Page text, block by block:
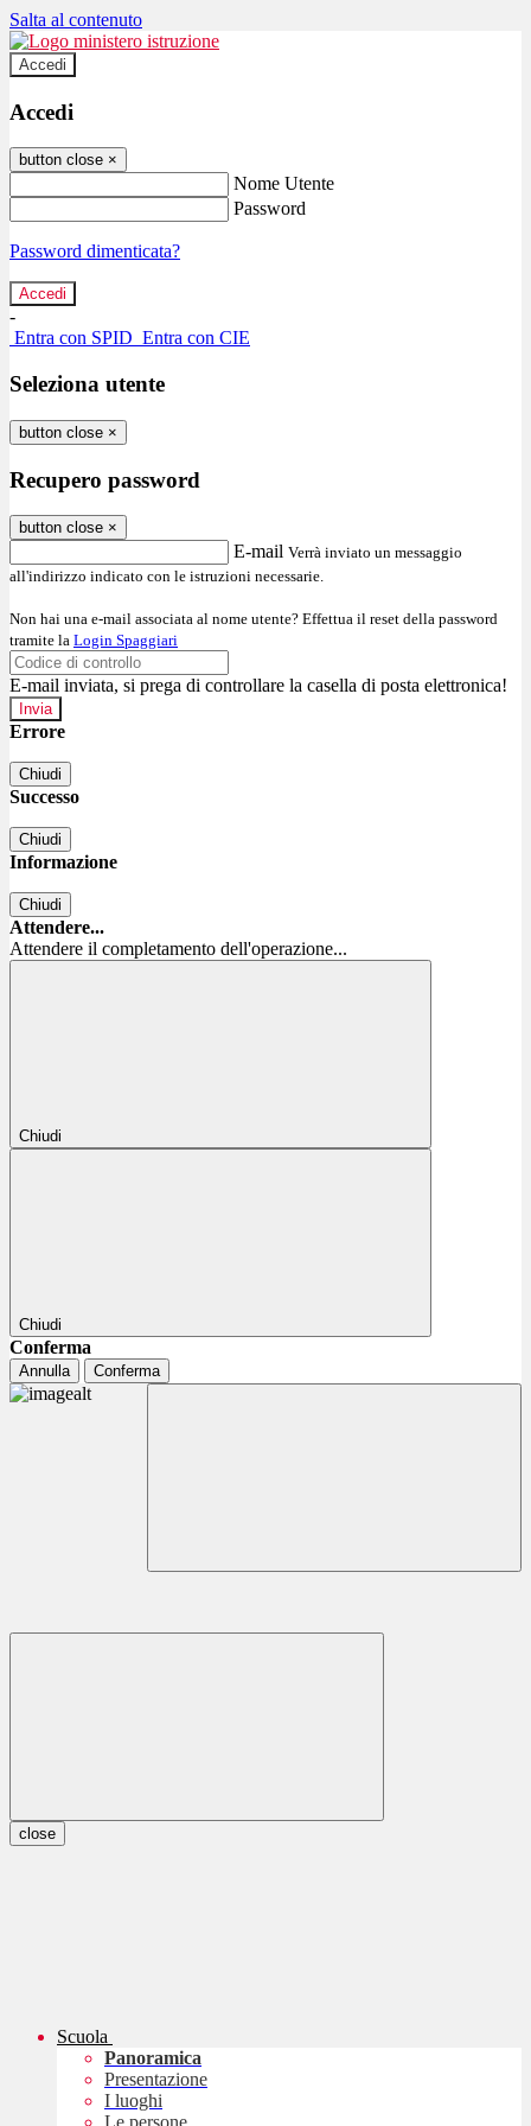
Salta al contenuto
Accedi
Accedi
button close ×
Nome Utente
Password
Password dimenticata?
-
Entra con SPID Entra con CIE
Seleziona utente
button close ×
Recupero password
button close ×
E-mail Verrà inviato un messaggio
all'indirizzo indicato con le istruzioni necessarie.
Non hai una e-mail associata al nome utente? Effettua il reset della password
tramite la Login Spaggiari
E-mail inviata, si prega di controllare la casella di posta elettronica!
Errore
Chiudi
Successo
Chiudi
Informazione
Chiudi
Attendere...
Attendere il completamento dell'operazione...
Chiudi
Chiudi
Conferma
Annulla Conferma
close
Scuola
Panoramica
Presentazione
I luoghi